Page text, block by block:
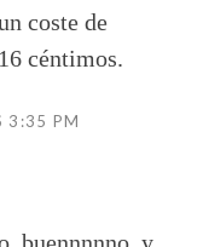
coste de
céntimos.
3:35 PM